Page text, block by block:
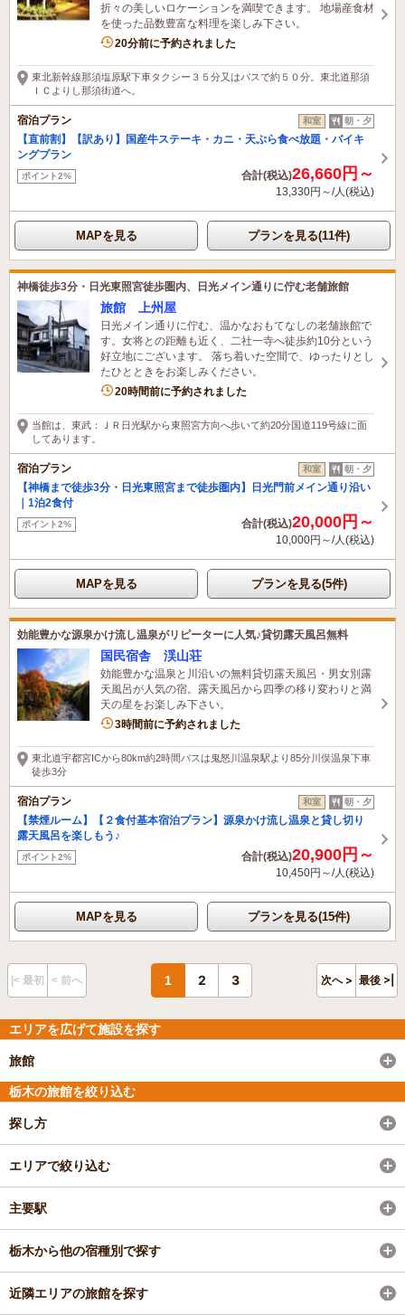
折々の美しいロケーションを満喫できます。 地場産食材
を使った品数豊富な料理を楽しみ下さい。
12名がこの宿を見ています
20分前に予約されました
東北新幹線那須塩原駅下車タクシー３５分又はバスで約５０分。東北道那須
ＩＣよりし那須街道へ。
宿泊プラン 和室 朝・夕
【直前割】【訳あり】国産牛ステーキ・カニ・天ぷら食べ放題・バイキ
ングプラン
ポイント2% 合計(税込)26,660円～
13,330円～/人(税込)
MAPを見る プランを見る(11件)
神橋徒歩3分・日光東照宮徒歩圏内、日光メイン通りに佇む老舗旅館
旅館 上州屋
日光メイン通りに佇む、温かなおもてなしの老舗旅館で
す。女将との距離も近く、二社一寺へ徒歩約10分という
好立地にございます。 落ち着いた空間で、ゆったりとし
たひとときをお楽しみください。
3名がこの宿を見ています
20時間前に予約されました
当館は、東武：ＪＲ日光駅から東照宮方向へ歩いて約20分国道119号線に面
してあります。
宿泊プラン 和室 朝・夕
【神橋まで徒歩3分・日光東照宮まで徒歩圏内】日光門前メイン通り沿い
｜1泊2食付
ポイント2% 合計(税込)20,000円～
10,000円～/人(税込)
MAPを見る プランを見る(5件)
効能豊かな源泉かけ流し温泉がリピーターに人気♪貸切露天風呂無料
国民宿舎 渓山荘
効能豊かな温泉と川沿いの無料貸切露天風呂・男女別露
天風呂が人気の宿。露天風呂から四季の移り変わりと満
天の星をお楽しみ下さい。
7名がこの宿を見ています
3時間前に予約されました
東北道宇都宮ICから80km約2時間バスは鬼怒川温泉駅より85分川俣温泉下車
徒歩3分
宿泊プラン 和室 朝・夕
【禁煙ルーム】【２食付基本宿泊プラン】源泉かけ流し温泉と貸し切り
露天風呂を楽しもう♪
ポイント2% 合計(税込)20,900円～
10,450円～/人(税込)
MAPを見る プランを見る(15件)
|< 最初 < 前へ 1 2 3 次へ > 最後 >|
エリアを広げて施設を探す
旅館
栃木の旅館を絞り込む
探し方
エリアで絞り込む
主要駅
栃木から他の宿種別で探す
近隣エリアの旅館を探す